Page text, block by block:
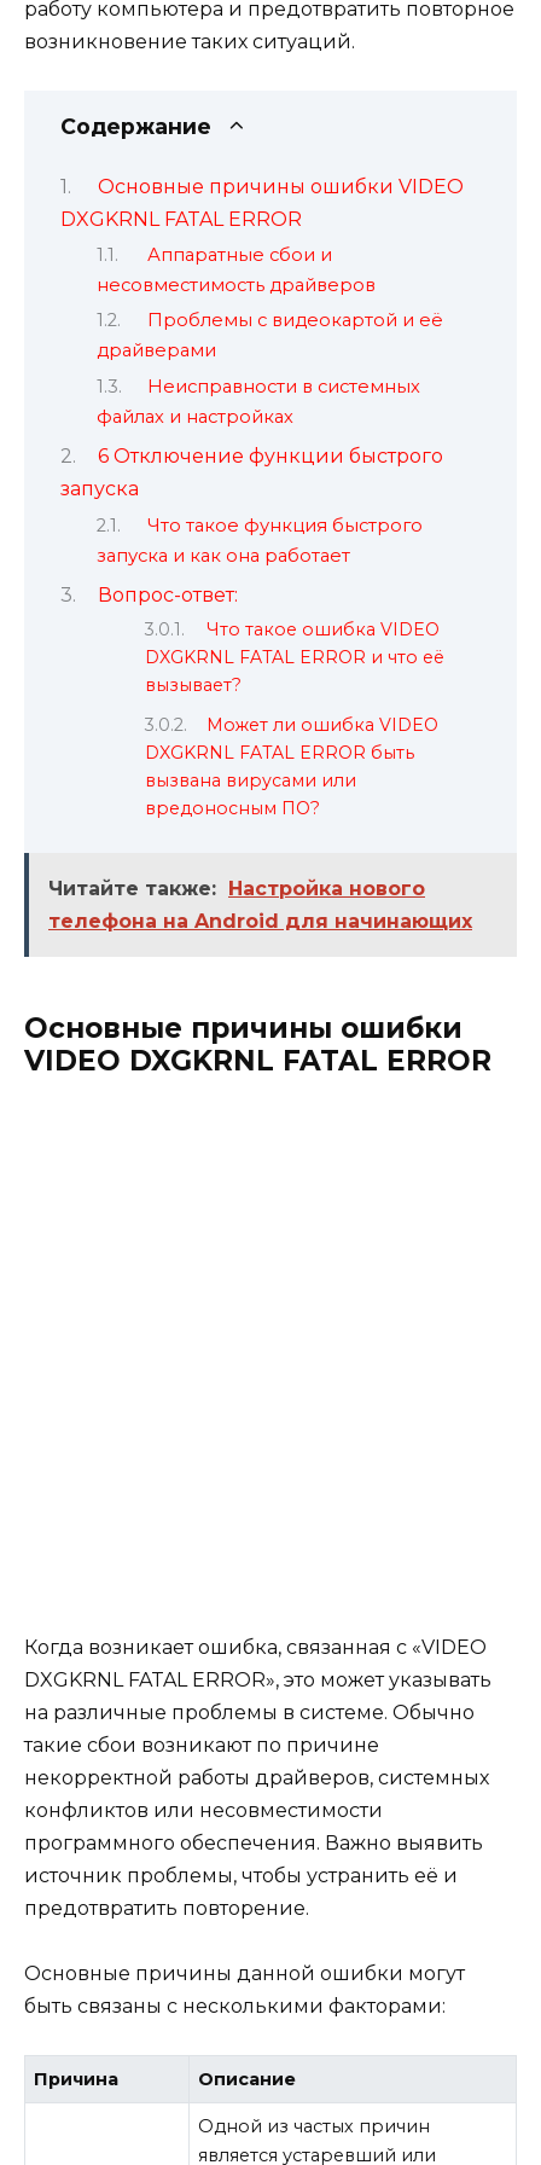
работу компьютера и предотвратить повторное
возникновение таких ситуаций.
Содержание
Основные причины ошибки VIDEO
DXGKRNL FATAL ERROR
Аппаратные сбои и
несовместимость драйверов
Проблемы с видеокартой и её
драйверами
Неисправности в системных
файлах и настройках
6 Отключение функции быстрого
запуска
Что такое функция быстрого
запуска и как она работает
Вопрос-ответ:
Что такое ошибка VIDEO
DXGKRNL FATAL ERROR и что её
вызывает?
Может ли ошибка VIDEO
DXGKRNL FATAL ERROR быть
вызвана вирусами или
вредоносным ПО?
Читайте также: Настройка нового
телефона на Android для начинающих
Основные причины ошибки
VIDEO DXGKRNL FATAL ERROR
Когда возникает ошибка, связанная с «VIDEO
DXGKRNL FATAL ERROR», это может указывать
на различные проблемы в системе. Обычно
такие сбои возникают по причине
некорректной работы драйверов, системных
конфликтов или несовместимости
программного обеспечения. Важно выявить
источник проблемы, чтобы устранить её и
предотвратить повторение.
Основные причины данной ошибки могут
быть связаны с несколькими факторами:
Причина Описание
Одной из частых причин
является устаревший или